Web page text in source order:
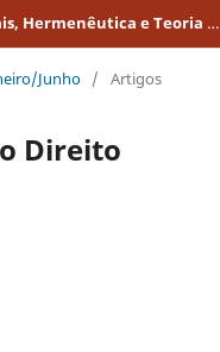
Revista de Estudos Constitucionais, Hermenêutica e Teoria do Direito
Junho / Artigos
Direito